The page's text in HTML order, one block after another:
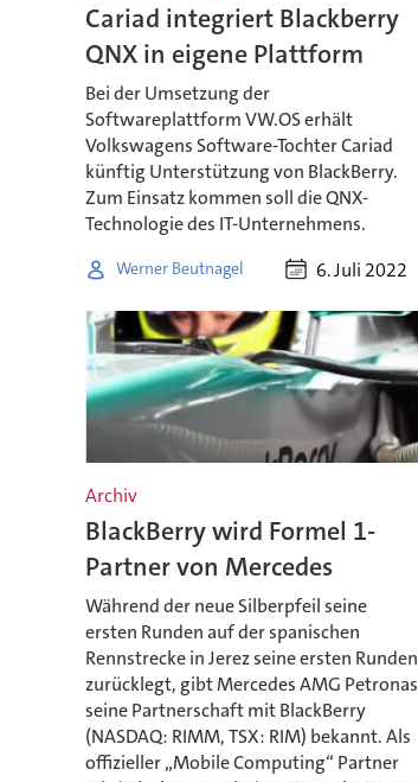
Cariad integriert Blackberry
QNX in eigene Plattform
Bei der Umsetzung der
Softwareplattform VW.OS erhält
Volkswagens Software-Tochter Cariad
künftig Unterstützung von BlackBerry.
Zum Einsatz kommen soll die QNX-
Technologie des IT-Unternehmens.
Werner Beutnagel 6. Juli 2022
Archiv
BlackBerry wird Formel 1-
Partner von Mercedes
Während der neue Silberpfeil seine
ersten Runden auf der spanischen
Rennstrecke in Jerez seine ersten Runden
zurücklegt, gibt Mercedes AMG Petronas
seine Partnerschaft mit BlackBerry
(NASDAQ: RIMM, TSX: RIM) bekannt. Als
offizieller „Mobile Computing“ Partner